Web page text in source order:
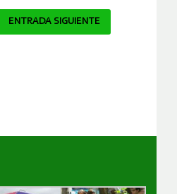
ENTRADA SIGUIENTE